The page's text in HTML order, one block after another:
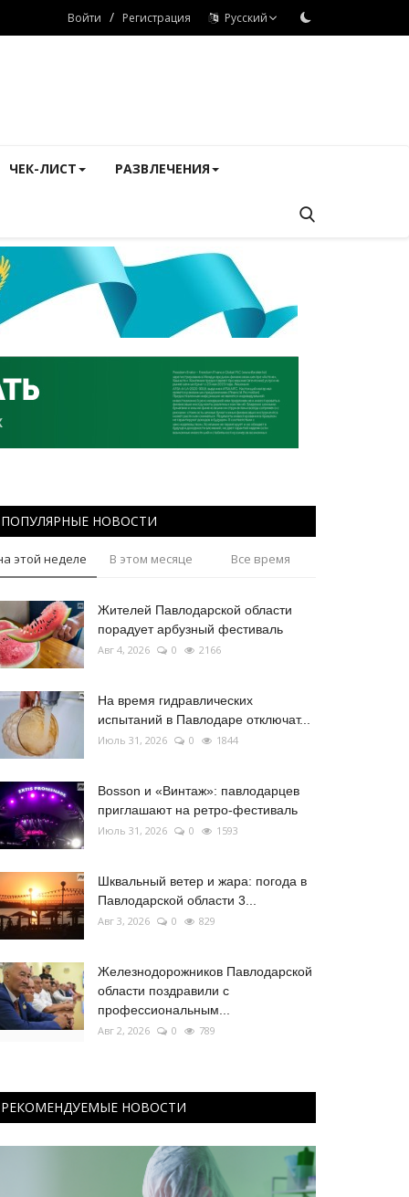
Войти / Регистрация Русский
ЧЕК-ЛИСТ РАЗВЛЕЧЕНИЯ
ПОПУЛЯРНЫЕ НОВОСТИ
этой неделе В этом месяце Все время
Жителей Павлодарской области
порадует арбузный фестиваль
Авг 4, 2026 0 2166
На время гидравлических
испытаний в Павлодаре отключат...
Июль 31, 2026 0 1844
Bosson и «Винтаж»: павлодарцев
приглашают на ретро-фестиваль
Июль 31, 2026 0 1593
Шквальный ветер и жара: погода в
Павлодарской области 3...
Авг 3, 2026 0 829
Железнодорожников Павлодарской
области поздравили с
профессиональным...
Авг 2, 2026 0 789
РЕКОМЕНДУЕМЫЕ НОВОСТИ